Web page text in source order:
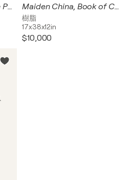
Sergeant Surge, Drone Prone Maiden China, Book of Changes
樹脂
17x38x12in
$10,000